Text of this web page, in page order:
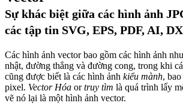
Sự khác biệt giữa các hình ảnh
các tập tin SVG, EPS, PDF, AI,
Các hình ảnh vector bao gồm các hình ảnh
nhật, đường thẳng và đường cong, trong khi
cũng được biết là các hình ảnh kiểu mành,
pixel. Vector Hóa ortruy tìm là quá trình lấy
vẽ nó lại là một hình ảnh vector.